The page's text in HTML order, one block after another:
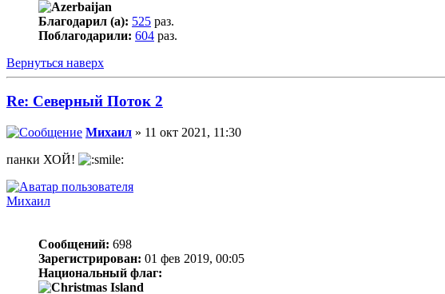
Благодарил (а): 525 раз.
Поблагодарили: 604 раз.
Вернуться наверх
Re: Северный Поток 2
Михаил » 11 окт 2021, 11:30
панки ХОЙ!
Михаил
Сообщений: 698
Зарегистрирован: 01 фев 2019, 00:05
Национальный флаг: